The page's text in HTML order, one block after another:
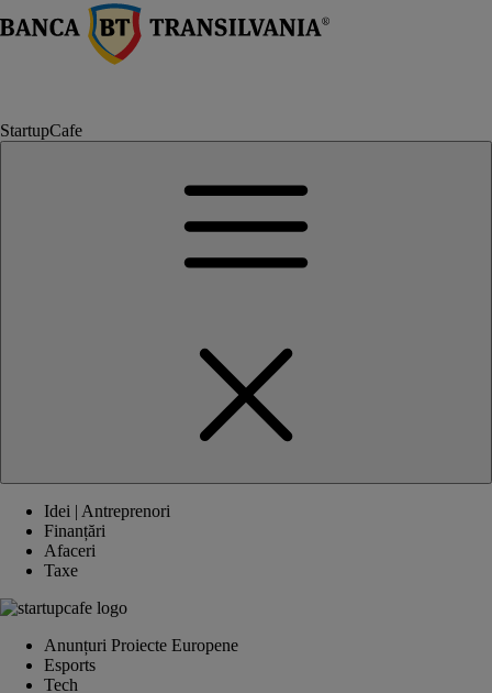
StartupCafe
Idei | Antreprenori
Finanțări
Afaceri
Taxe
Anunțuri Proiecte Europene
Esports
Tech